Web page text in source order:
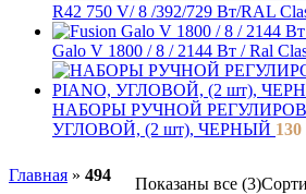
R42 750 V/ 8 /392/729 Вт/RAL
Galo V 1800 / 8 / 2144 Вт / Ral
НАБОРЫ РУЧНОЙ
УГЛОВОЙ, (2 шт), ЧЕРНЫЙ 130
Главная » 494 Показаны все (3)